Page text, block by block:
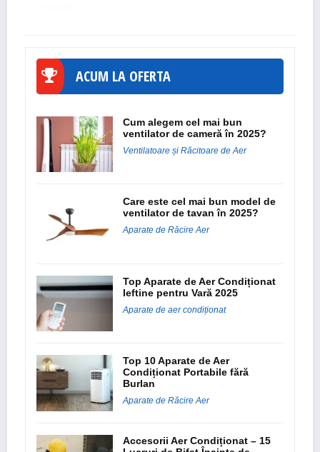
ACUM LA OFERTA
Cum alegem cel mai bun
ventilator de cameră în 2025?
Ventilatoare și Răcitoare de Aer
Care este cel mai bun model de
ventilator de tavan în 2025?
Aparate de Răcire Aer
Top Aparate de Aer Condiționat
Ieftine pentru Vară 2025
Aparate de aer condiționat
Top 10 Aparate de Aer
Condiționat Portabile fără
Burlan
Aparate de Răcire Aer
Accesorii Aer Condiționat – 15